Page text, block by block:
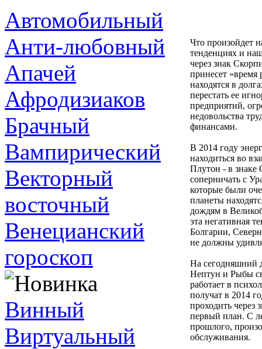
Автомобильный
Анти-любовный
Апачей
Афродизиаков
Брачный
Вампирический
Векторный
восточный
Венецианский
гороскоп
Винный
Виртуальный
Что произойдет
тенденциях и
через знак
принесет «время
находятся в
перестать ее
предприятий,
недовольства
финансами.
В 2014 году
находиться во
Плутон - в знаке
соперничать с
которые были
планеты
дождям в
эта негативная
Болгарии,
не должны
На сегодняшний
Нептун и Рыбы
работает в
получат в 2014
проходить через
первый план. С
прошлого,
обслуживания.